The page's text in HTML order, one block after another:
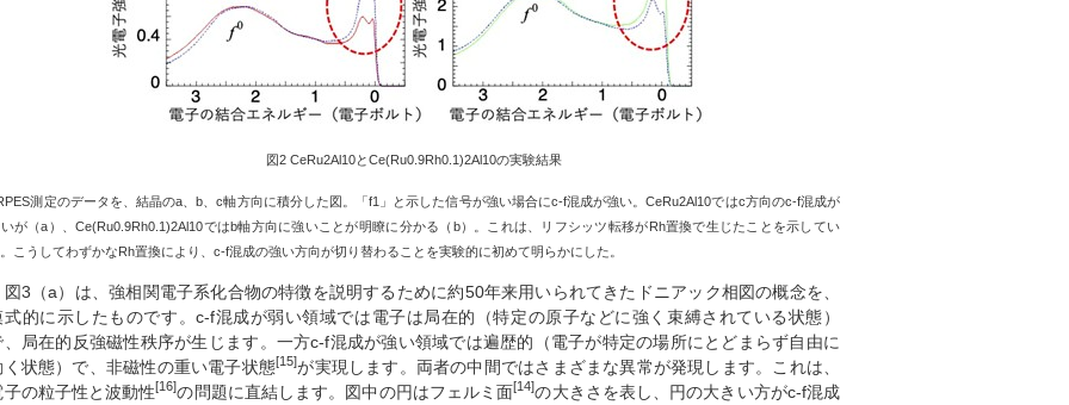
図2 CeRu2Al10とCe(Ru0.9Rh0.1)2Al10の実験結果
測定のデータを、結晶のa 、b 、c軸方向に積分した図。「f1 」と示した信号が強い場合にc-f混成が強い。CeRu2Al10ではc方向のc-f混成が
が（a ）、Ce(Ru0.9Rh0.1)2Al10ではb軸方向に強いことが明瞭に分かる（ b）。これは、リフシッツ転移がRh置換で生じたことを示してい
こうしてわずかなRh置換により、c-f混成の強い方向が切り替わることを実験的に初めて明らかにした。
3（a）は、強相関電子系化合物の特徴を説明するために約50年来用いられてきたドニアック相図の概念を、
式的に示したものです。c-f混成が弱い領域では電子は局在的（特定の原子などに強く束縛されている状態）
、局在的反強磁性秩序が生じます。一方c-f混成が強い領域では遍歴的（電子が特定の場所にとどまらず自由に
く状態）で、非磁性の重い電子状態[15]が実現します。両者の中間ではさまざまな異常が発現します。これは、
子の粒子性と波動性[16]の問題に直結します。図中の円はフェルミ面[14]の大きさを表し、円の大きい方がc-f混成